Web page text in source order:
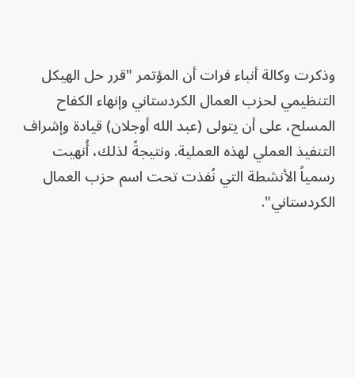
وذكرت وكالة أنباء فرات أن المؤتمر "قرر حل الهيكل
التنظيمي لحزب العمال الكردستاني وإنهاء الكفاح
المسلح، على أن يتولى (عبد الله أوجلان) قيادة وإشراف
التنفيذ العملي لهذه العملية. ونتيجةً لذلك، أُنهيت
رسمياً الأنشطة التي نُفذت تحت اسم حزب العمال
الكردستاني".